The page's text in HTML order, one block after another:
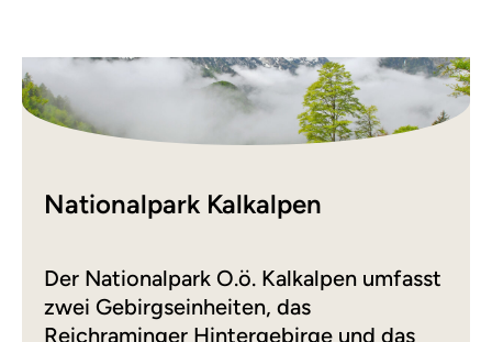
Nationalpark Kalkalpen
Der Nationalpark O.ö. Kalkalpen umfasst
zwei Gebirgseinheiten, das
Reichraminger Hintergebirge und das